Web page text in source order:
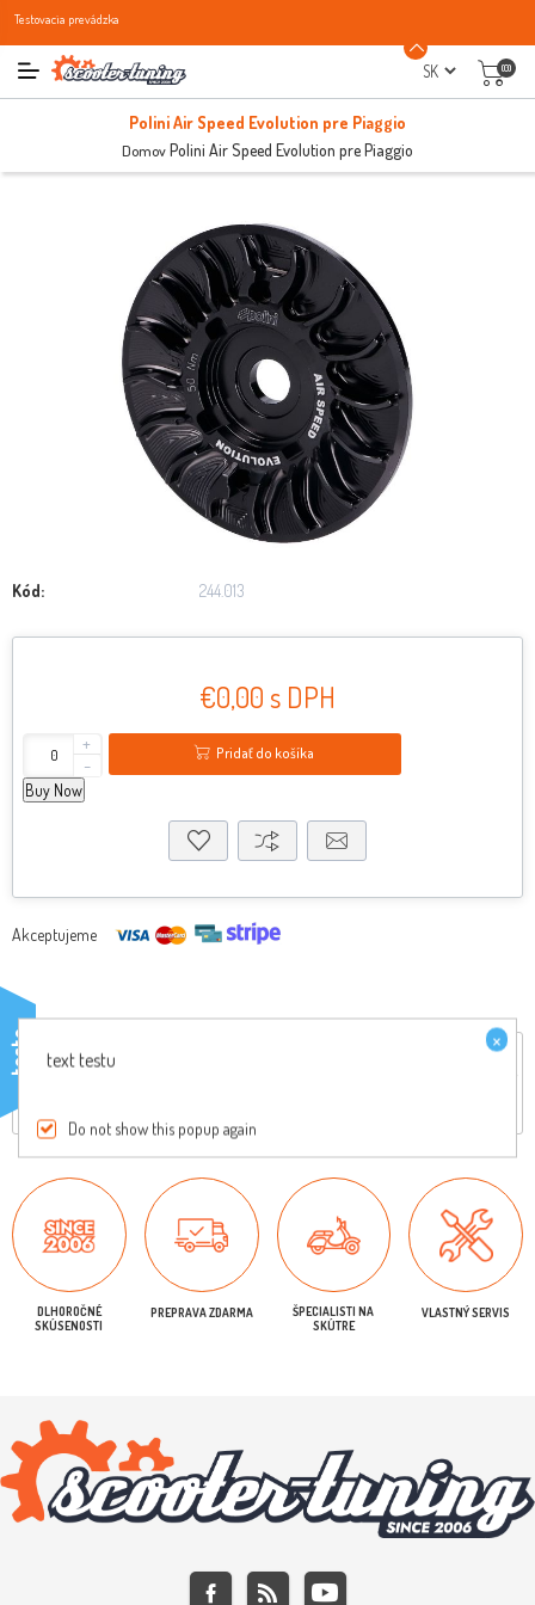
Testovacia prevádzka
(0)
Polini Air Speed Evolution pre Piaggio
DomovPolini Air Speed Evolution pre Piaggio
Kód: 244.013
€0,00 s DPH
+
-
Pridať do košíka
Buy Now
Akceptujeme
Reviews
DLHOROČNÉ
SKÚSENOSTI
PREPRAVA ZDARMA
ŠPECIALISTI NA
SKÚTRE
VLASTNÝ SERVIS
testo ×
text testu
Do not show this popup again